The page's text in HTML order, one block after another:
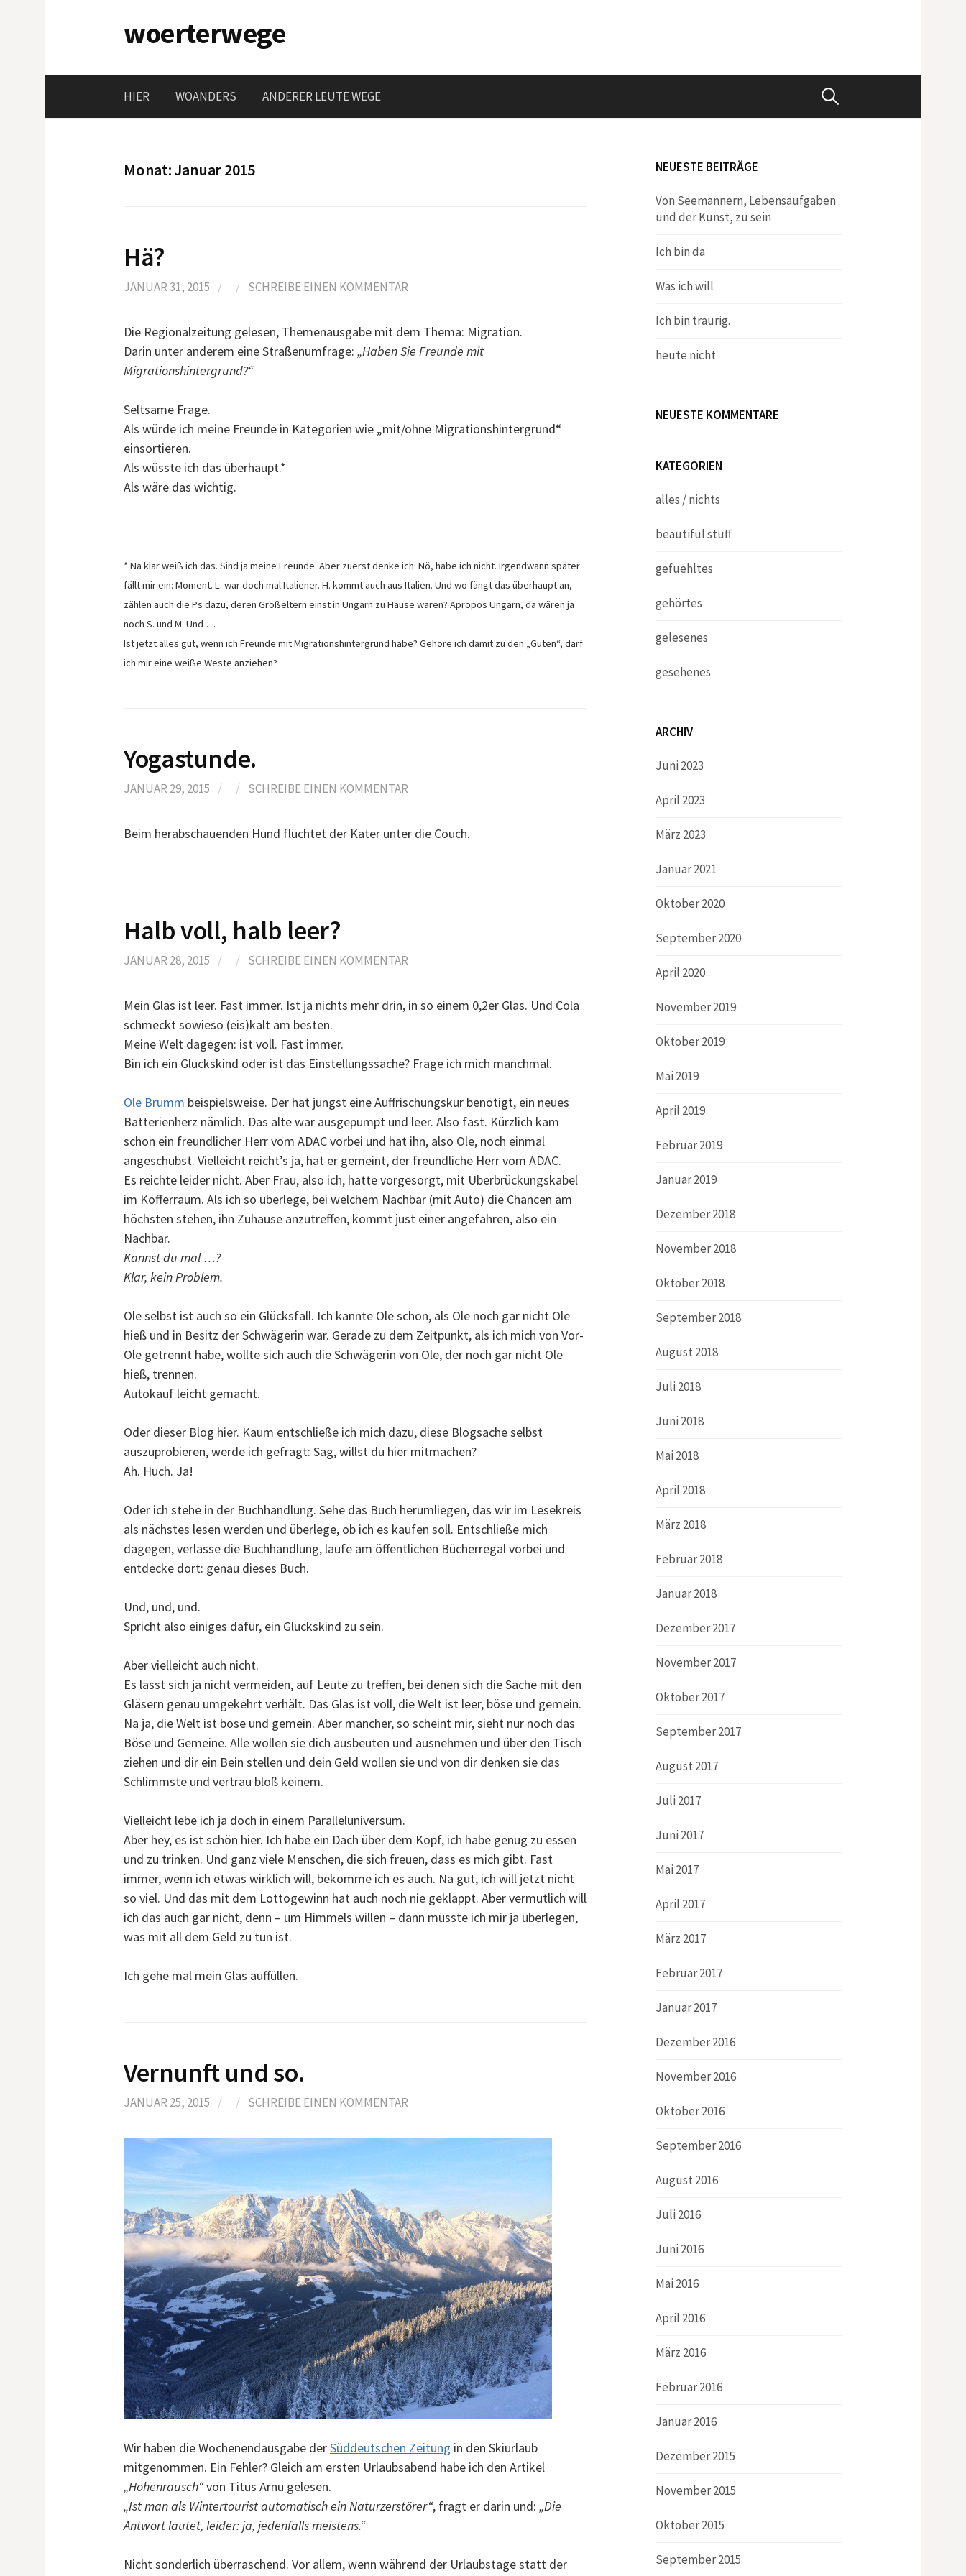
woerterwege
HIER WOANDERS ANDERER LEUTE WEGE Suchen
Monat:Januar 2015
Hä?
JANUAR 31, 2015 / / SCHREIBE EINEN KOMMENTAR
Die Regionalzeitung gelesen, Themenausgabe mit dem Thema: Migration.
Darin unter anderem eine Straßenumfrage: „Haben Sie Freunde mit
Migrationshintergrund?“
Seltsame Frage.
Als würde ich meine Freunde in Kategorien wie „mit/ohne Migrationshintergrund“
einsortieren.
Als wüsste ich das überhaupt.*
Als wäre das wichtig.
* Na klar weiß ich das. Sind ja meine Freunde. Aber zuerst denke ich: Nö, habe ich nicht. Irgendwann später
fällt mir ein: Moment. L. war doch mal Italiener. H. kommt auch aus Italien. Und wo fängt das überhaupt an,
zählen auch die Ps dazu, deren Großeltern einst in Ungarn zu Hause waren? Apropos Ungarn, da wären ja
noch S. und M. Und …
Ist jetzt alles gut, wenn ich Freunde mit Migrationshintergrund habe? Gehöre ich damit zu den „Guten“, darf
ich mir eine weiße Weste anziehen?
Yogastunde.
JANUAR 29, 2015 / / SCHREIBE EINEN KOMMENTAR
Beim herabschauenden Hund flüchtet der Kater unter die Couch.
Halb voll, halb leer?
JANUAR 28, 2015 / / SCHREIBE EINEN KOMMENTAR
Mein Glas ist leer. Fast immer. Ist ja nichts mehr drin, in so einem 0,2er Glas. Und Cola
schmeckt sowieso (eis)kalt am besten.
Meine Welt dagegen: ist voll. Fast immer.
Bin ich ein Glückskind oder ist das Einstellungssache? Frage ich mich manchmal.
Ole Brumm beispielsweise. Der hat jüngst eine Auffrischungskur benötigt, ein neues
Batterienherz nämlich. Das alte war ausgepumpt und leer. Also fast. Kürzlich kam
schon ein freundlicher Herr vom ADAC vorbei und hat ihn, also Ole, noch einmal
angeschubst. Vielleicht reicht’s ja, hat er gemeint, der freundliche Herr vom ADAC.
Es reichte leider nicht. Aber Frau, also ich, hatte vorgesorgt, mit Überbrückungskabel
im Kofferraum. Als ich so überlege, bei welchem Nachbar (mit Auto) die Chancen am
höchsten stehen, ihn Zuhause anzutreffen, kommt just einer angefahren, also ein
Nachbar.
Kannst du mal …?
Klar, kein Problem.
Ole selbst ist auch so ein Glücksfall. Ich kannte Ole schon, als Ole noch gar nicht Ole
hieß und in Besitz der Schwägerin war. Gerade zu dem Zeitpunkt, als ich mich von Vor-
Ole getrennt habe, wollte sich auch die Schwägerin von Ole, der noch gar nicht Ole
hieß, trennen.
Autokauf leicht gemacht.
Oder dieser Blog hier. Kaum entschließe ich mich dazu, diese Blogsache selbst
auszuprobieren, werde ich gefragt: Sag, willst du hier mitmachen?
Äh. Huch. Ja!
Oder ich stehe in der Buchhandlung. Sehe das Buch herumliegen, das wir im Lesekreis
als nächstes lesen werden und überlege, ob ich es kaufen soll. Entschließe mich
dagegen, verlasse die Buchhandlung, laufe am öffentlichen Bücherregal vorbei und
entdecke dort: genau dieses Buch.
Und, und, und.
Spricht also einiges dafür, ein Glückskind zu sein.
Aber vielleicht auch nicht.
Es lässt sich ja nicht vermeiden, auf Leute zu treffen, bei denen sich die Sache mit den
Gläsern genau umgekehrt verhält. Das Glas ist voll, die Welt ist leer, böse und gemein.
Na ja, die Welt ist böse und gemein. Aber mancher, so scheint mir, sieht nur noch das
Böse und Gemeine. Alle wollen sie dich ausbeuten und ausnehmen und über den Tisch
ziehen und dir ein Bein stellen und dein Geld wollen sie und von dir denken sie das
Schlimmste und vertrau bloß keinem.
Vielleicht lebe ich ja doch in einem Paralleluniversum.
Aber hey, es ist schön hier. Ich habe ein Dach über dem Kopf, ich habe genug zu essen
und zu trinken. Und ganz viele Menschen, die sich freuen, dass es mich gibt. Fast
immer, wenn ich etwas wirklich will, bekomme ich es auch. Na gut, ich will jetzt nicht
so viel. Und das mit dem Lottogewinn hat auch noch nie geklappt. Aber vermutlich will
ich das auch gar nicht, denn – um Himmels willen – dann müsste ich mir ja überlegen,
was mit all dem Geld zu tun ist.
Ich gehe mal mein Glas auffüllen.
Vernunft und so.
JANUAR 25, 2015 / / SCHREIBE EINEN KOMMENTAR
Wir haben die Wochenendausgabe derSüddeutschen Zeitung in den Skiurlaub
mitgenommen. Ein Fehler? Gleich am ersten Urlaubsabend habe ich den Artikel
„Höhenrausch“von Titus Arnu gelesen.
„Ist man als Wintertourist automatisch ein Naturzerstörer“, fragt er darin und: „Die
Antwort lautet, leider: ja, jedenfalls meistens.“
Nicht sonderlich überraschend. Vor allem, wenn während der Urlaubstage statt der
NEUESTE BEITRÄGE
Von Seemännern, Lebensaufgaben
und der Kunst, zu sein
Ich bin da
Was ich will
Ich bin traurig.
heute nicht
NEUESTE KOMMENTARE
KATEGORIEN
alles / nichts
beautiful stuff
gefuehltes
gehörtes
gelesenes
gesehenes
ARCHIV
Juni 2023
April 2023
März 2023
Januar 2021
Oktober 2020
September 2020
April 2020
November 2019
Oktober 2019
Mai 2019
April 2019
Februar 2019
Januar 2019
Dezember 2018
November 2018
Oktober 2018
September 2018
August 2018
Juli 2018
Juni 2018
Mai 2018
April 2018
März 2018
Februar 2018
Januar 2018
Dezember 2017
November 2017
Oktober 2017
September 2017
August 2017
Juli 2017
Juni 2017
Mai 2017
April 2017
März 2017
Februar 2017
Januar 2017
Dezember 2016
November 2016
Oktober 2016
September 2016
August 2016
Juli 2016
Juni 2016
Mai 2016
April 2016
März 2016
Februar 2016
Januar 2016
Dezember 2015
November 2015
Oktober 2015
September 2015